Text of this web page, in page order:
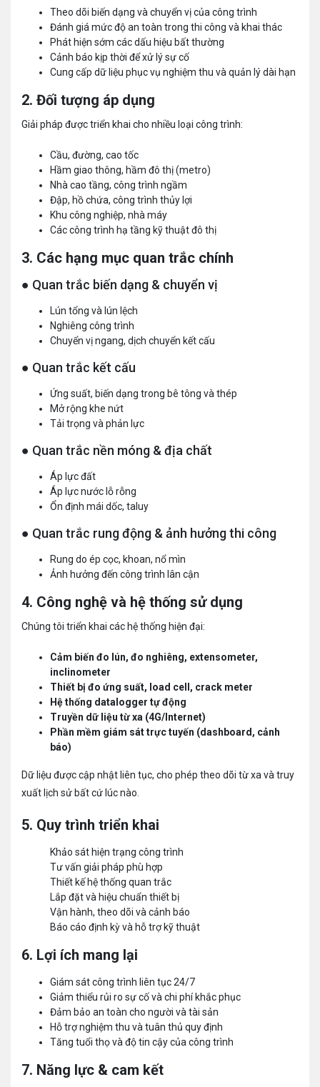
Theo dõi biến dạng và chuyển vị của công trình
Đánh giá mức độ an toàn trong thi công và khai thác
Phát hiện sớm các dấu hiệu bất thường
Cảnh báo kịp thời để xử lý sự cố
Cung cấp dữ liệu phục vụ nghiệm thu và quản lý dài hạn
2. Đối tượng áp dụng
Giải pháp được triển khai cho nhiều loại công trình:
Cầu, đường, cao tốc
Hầm giao thông, hầm đô thị (metro)
Nhà cao tầng, công trình ngầm
Đập, hồ chứa, công trình thủy lợi
Khu công nghiệp, nhà máy
Các công trình hạ tầng kỹ thuật đô thị
3. Các hạng mục quan trắc chính
● Quan trắc biến dạng & chuyển vị
Lún tổng và lún lệch
Nghiêng công trình
Chuyển vị ngang, dịch chuyển kết cấu
● Quan trắc kết cấu
Ứng suất, biến dạng trong bê tông và thép
Mở rộng khe nứt
Tải trọng và phản lực
● Quan trắc nền móng & địa chất
Áp lực đất
Áp lực nước lỗ rỗng
Ổn định mái dốc, taluy
● Quan trắc rung động & ảnh hưởng thi công
Rung do ép cọc, khoan, nổ mìn
Ảnh hưởng đến công trình lân cận
4. Công nghệ và hệ thống sử dụng
Chúng tôi triển khai các hệ thống hiện đại:
Cảm biến đo lún, đo nghiêng, extensometer,
inclinometer
Thiết bị đo ứng suất, load cell, crack meter
Hệ thống datalogger tự động
Truyền dữ liệu từ xa (4G/Internet)
Phần mềm giám sát trực tuyến (dashboard, cảnh
báo)
Dữ liệu được cập nhật liên tục, cho phép theo dõi từ xa và truy
xuất lịch sử bất cứ lúc nào.
5. Quy trình triển khai
Khảo sát hiện trạng công trình
Tư vấn giải pháp phù hợp
Thiết kế hệ thống quan trắc
Lắp đặt và hiệu chuẩn thiết bị
Vận hành, theo dõi và cảnh báo
Báo cáo định kỳ và hỗ trợ kỹ thuật
6. Lợi ích mang lại
Giám sát công trình liên tục 24/7
Giảm thiểu rủi ro sự cố và chi phí khắc phục
Đảm bảo an toàn cho người và tài sản
Hỗ trợ nghiệm thu và tuân thủ quy định
Tăng tuổi thọ và độ tin cậy của công trình
7. Năng lực & cam kết